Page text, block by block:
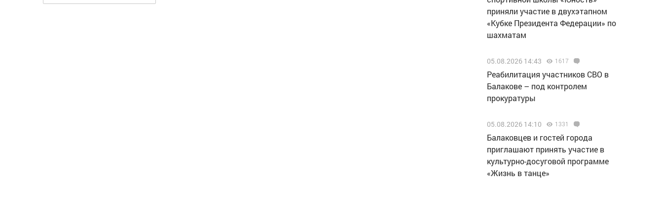
приняли участие в двухэтапном
«Кубке Президента Федерации» по
шахматам
05.08.2026 14:43 1617
Реабилитация участников СВО в
Балакове – под контролем
прокуратуры
05.08.2026 14:10 1331
Балаковцев и гостей города
приглашают принять участие в
культурно-досуговой программе
«Жизнь в танце»